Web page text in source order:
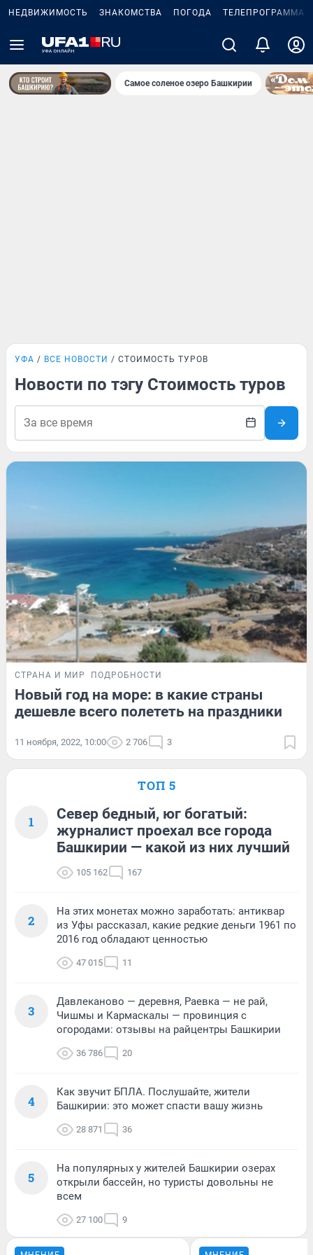
НЕДВИЖИМОСТЬ ЗНАКОМСТВА ПОГОДА ТЕЛЕПРОГРАММА
Самое соленое озеро Башкирии
УФА ВСЕ НОВОСТИ СТОИМОСТЬ ТУРОВ
Новости по тэгу Стоимость туров
СТРАНА И МИР ПОДРОБНОСТИ
Новый год на море: в какие страны
дешевле всего полететь на праздники
11 ноября, 2022, 10:00 2 706 3
ТОП 5
1
Север бедный, юг богатый:
журналист проехал все города
Башкирии — какой из них лучший
105 162 167
2
На этих монетах можно заработать: антиквар
из Уфы рассказал, какие редкие деньги 1961 по
2016 год обладают ценностью
47 015 11
3
Давлеканово — деревня, Раевка — не рай,
Чишмы и Кармаскалы — провинция с
огородами: отзывы на райцентры Башкирии
36 786 20
4
Как звучит БПЛА. Послушайте, жители
Башкирии: это может спасти вашу жизнь
28 871 36
5
На популярных у жителей Башкирии озерах
открыли бассейн, но туристы довольны не
всем
27 100 9